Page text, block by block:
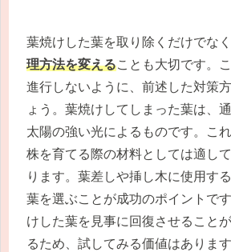
葉焼けした葉を取り除くだけでな
理方法を変えることも大切です。
進行しないように、前述した対策
ょう。葉焼けしてしまった葉は、
太陽の強い光によるものです。こ
株を育てる際の材料としては適し
ります。葉差しや挿し木に使用す
葉を選ぶことが成功のポイントで
けした葉を見事に回復させること
るため、試してみる価値はあります